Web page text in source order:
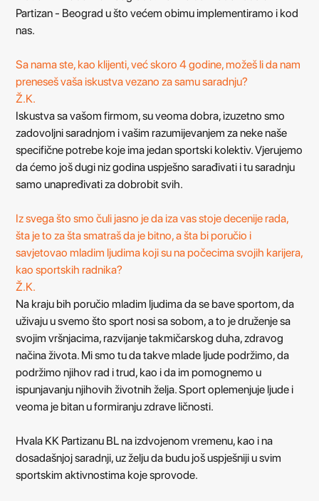
Partizan - Beograd u što većem obimu implementiramo i kod
nas.
Sa nama ste, kao klijenti, već skoro 4 godine, možeš li da nam
preneseš vaša iskustva vezano za samu saradnju?
Ž.K.
Iskustva sa vašom firmom, su veoma dobra, izuzetno smo
zadovoljni saradnjom i vašim razumijevanjem za neke naše
specifične potrebe koje ima jedan sportski kolektiv. Vjerujemo
da ćemo još dugi niz godina uspješno sarađivati i tu saradnju
samo unapređivati za dobrobit svih.
Iz svega što smo čuli jasno je da iza vas stoje decenije rada,
šta je to za šta smatraš da je bitno, a šta bi poručio i
savjetovao mladim ljudima koji su na počecima svojih karijera,
kao sportskih radnika?
Ž.K.
Na kraju bih poručio mladim ljudima da se bave sportom, da
uživaju u svemo što sport nosi sa sobom, a to je druženje sa
svojim vršnjacima, razvijanje takmičarskog duha, zdravog
načina života. Mi smo tu da takve mlade ljude podržimo, da
podržimo njihov rad i trud, kao i da im pomognemo u
ispunjavanju njihovih životnih želja. Sport oplemenjuje ljude i
veoma je bitan u formiranju zdrave ličnosti.
Hvala KK Partizanu BL na izdvojenom vremenu, kao i na
dosadašnjoj saradnji, uz želju da budu još uspješniji u svim
sportskim aktivnostima koje sprovode.